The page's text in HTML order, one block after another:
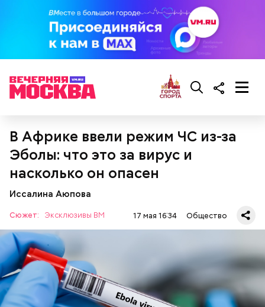
В Африке ввели режим ЧС из-за
Эболы: что это за вирус и
насколько он опасен
Иссалина Аюпова
Сюжет: Эксклюзивы ВМ 17 мая 16:34 Общество
— Посолить и поперчить по вкусу за пару минут до
готовности, добавить листья базилика и
перемешать. Затем нарезать помидоры, отправить
их к овощам и через несколько минут снять с огня,
— посоветовал собеседник «ВМ».